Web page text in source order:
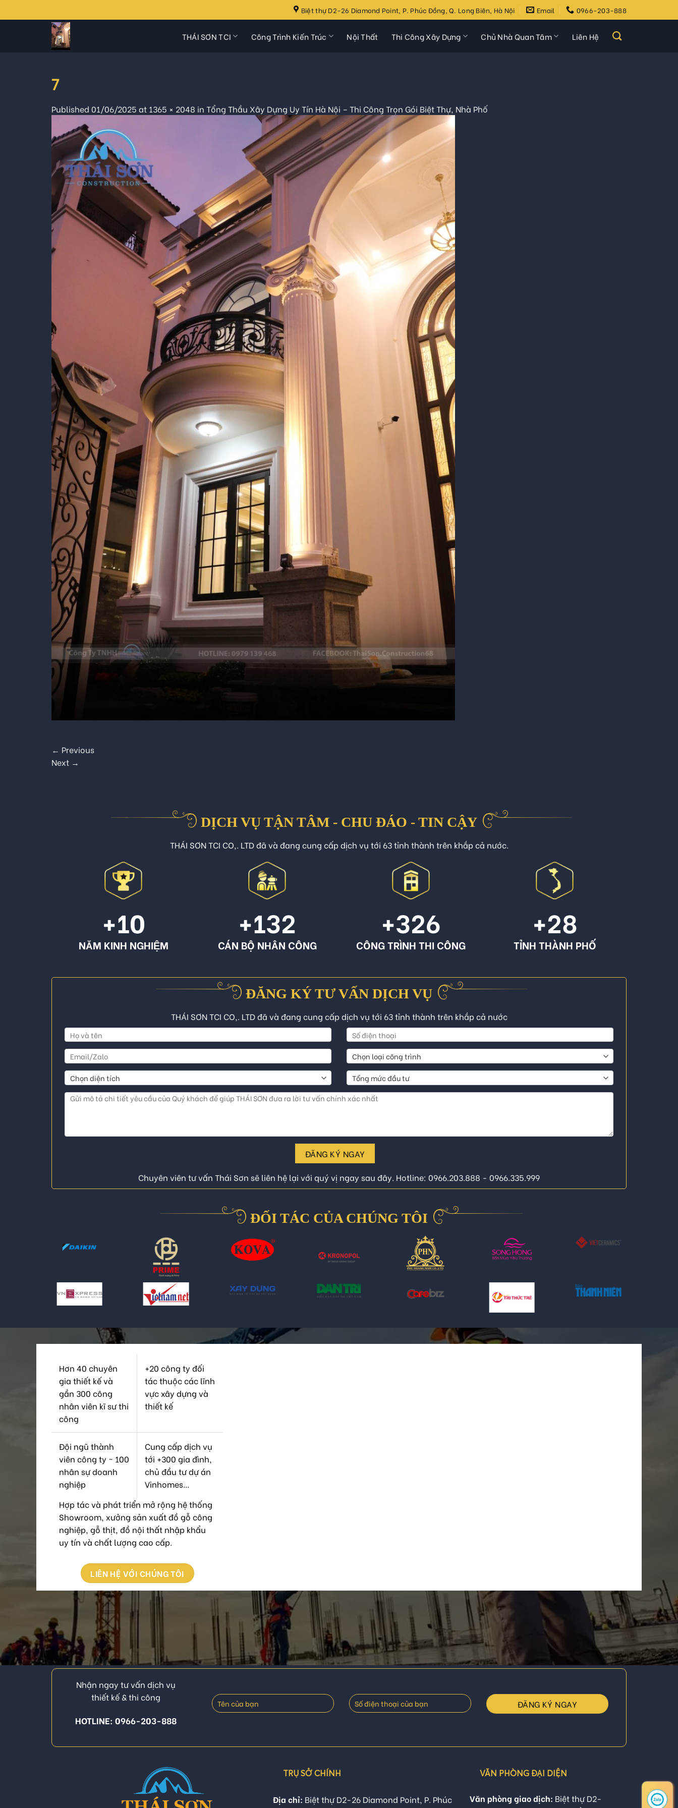
to
Biệt thự D2-26 Diamond Point, P. Phúc Đồng, Q. Long Biên, Hà Nội Email 0966-203-888
THÁI SƠN TCI Công Trình Kiến Trúc Nội Thất Thi Công Xây Dựng Chủ Nhà Quan Tâm Liên Hệ
7
Published 01/06/2025 at 1365 × 2048 in Tổng Thầu Xây Dựng Uy Tín Hà Nội – Thi Công Trọn Gói Biệt Thự, Nhà Phố
← Previous
Next →
DỊCH VỤ TẬN TÂM - CHU ĐÁO - TIN CẬY
THÁI SƠN TCI CO,. LTD đã và đang cung cấp dịch vụ tới 63 tỉnh thành trên khắp cả nước.
+10
NĂM KINH NGHIỆM
+132
CÁN BỘ NHÂN CÔNG
+326
CÔNG TRÌNH THI CÔNG
+28
TỈNH THÀNH PHỐ
ĐĂNG KÝ TƯ VẤN DỊCH VỤ
THÁI SƠN TCI CO,. LTD đã và đang cung cấp dịch vụ tới 63 tỉnh thành trên khắp cả nước
ĐĂNG KÝ NGAY
Chuyên viên tư vấn Thái Sơn sẽ liên hệ lại với quý vị ngay sau đây. Hotline: 0966.203.888 - 0966.335.999
ĐỐI TÁC CỦA CHÚNG TÔI
Hơn 40 chuyên
gia thiết kế và
gần 300 công
nhân viên kĩ sư thi
công
+20 công ty đối
tác thuộc các lĩnh
vực xây dựng và
thiết kế
Đội ngũ thành
viên công ty ~ 100
nhân sự doanh
nghiệp
Cung cấp dịch vụ
tới +300 gia đình,
chủ đầu tư dự án
Vinhomes...
Hợp tác và phát triển mở rộng hệ thống
Showroom, xưởng sản xuất đồ gỗ công
nghiệp, gỗ thịt, đồ nội thất nhập khẩu
uy tín và chất lượng cao cấp.
LIÊN HỆ VỚI CHÚNG TÔI
Nhận ngay tư vấn dịch vụ
thiết kế & thi công
HOTLINE: 0966-203-888
TRỤ SỞ CHÍNH
Địa chỉ: Biệt thự D2-26 Diamond Point, P. Phúc
VĂN PHÒNG ĐẠI DIỆN
Văn phòng giao dịch: Biệt thự D2-